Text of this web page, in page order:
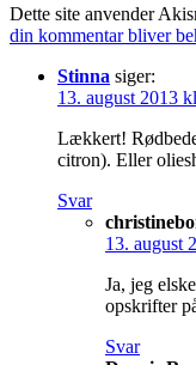
Dette site anvender
din kommentar bliver
Stinna siger:
13. august 2013
Lækkert!
citron). Eller
Svar
13. august
Ja, jeg
opskrifter
Svar